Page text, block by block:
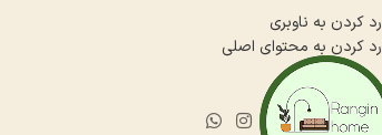
رد کردن به ناوبری
رد کردن به محتوای اصلی